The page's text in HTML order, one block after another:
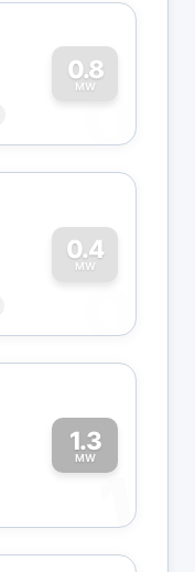
0.8
MW
0
0.4
MW
0
1.3
MW
1